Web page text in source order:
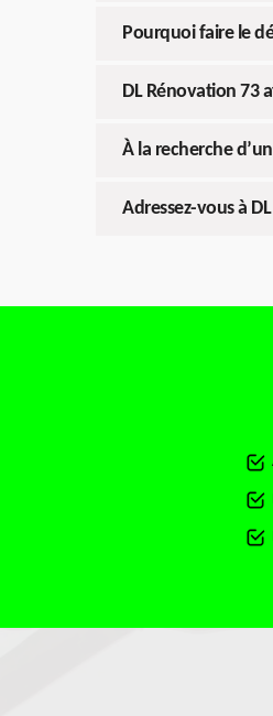
Pourquoi faire le
DL Rénovation 73
À la recherche
Adressez-vous à